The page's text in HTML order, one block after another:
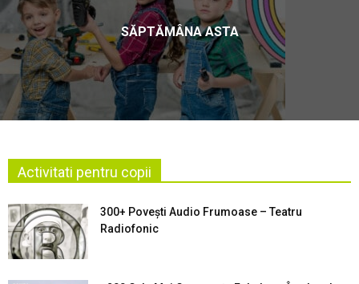
SĂPTĂMÂNA ASTA
Activitati pentru copii
300+ Povești Audio Frumoase – Teatru
Radiofonic